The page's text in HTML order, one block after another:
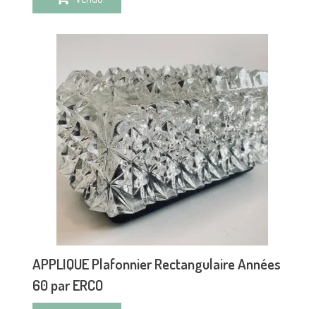
APPLIQUE Plafonnier Rectangulaire Années
60 par ERCO